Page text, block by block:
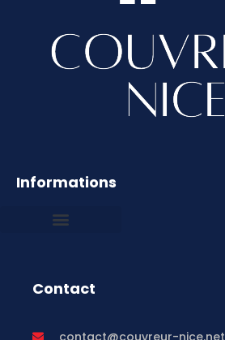
Informations
Contact
contact@couvreur-nice.net